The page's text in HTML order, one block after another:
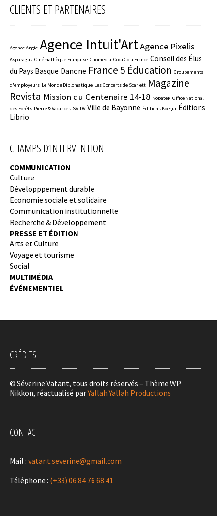
CLIENTS ET PARTENAIRES
Agence Angie Agence Intuit'ArtAgence Pixelis
Asparagus Cinémathèque Française Cliomedia Coca Cola France Conseil des Élus
du Pays Basque Danone France 5 Éducation Groupements
d'employeurs Le Monde Diplomatique Les Concerts de Scarlett Magazine
Revista Mission du Centenaire 14-18 Nobatek Office National
des Forêts Pierre & Vacances SAIDV Ville de Bayonne Éditions Koegui Éditions
Librio
CHAMPS D’INTERVENTION
COMMUNICATION
Culture
Développpement durable
Economie sociale et solidaire
Communication institutionnelle
Recherche & Développement
PRESSE ET ÉDITION
Arts et Culture
Voyage et tourisme
Social
MULTIMÉDIA
ÉVÉNEMENTIEL
CRÉDITS :
© Séverine Vatant, tous droits réservés – Thème WP
Nikkon, réactualisé parYallah Yallah Productions
CONTACT
Mail : vatant.severine@gmail.com
Téléphone : (+33) 06 84 76 68 41